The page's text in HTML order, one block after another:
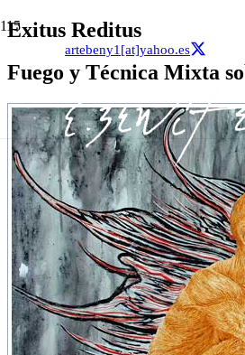
artebeny1[at]yahoo.es
Exitus Reditus
Fuego y Técnica Mixta